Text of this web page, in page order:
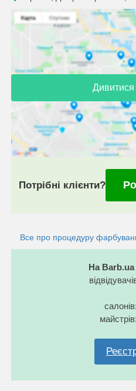
Дивитися
Потрібні клієнти?
Все про процедуру
На Barb.ua
салонів:
майстрів: